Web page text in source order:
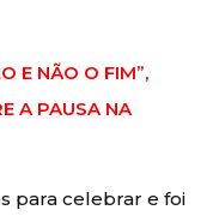
E NÃO O FIM”,
A PAUSA NA
para celebrar e foi